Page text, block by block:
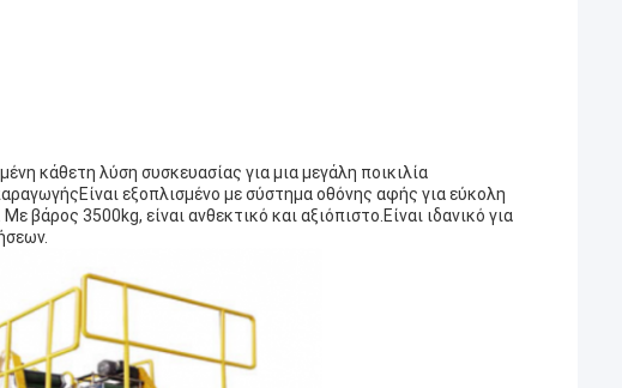
κάθετη λύση συσκευασίας για μια μεγάλη ποικιλία
εξοπλισμένο με σύστημα οθόνης αφής για εύκολη
3500kg, είναι ανθεκτικό και αξιόπιστο.Είναι ιδανικό για